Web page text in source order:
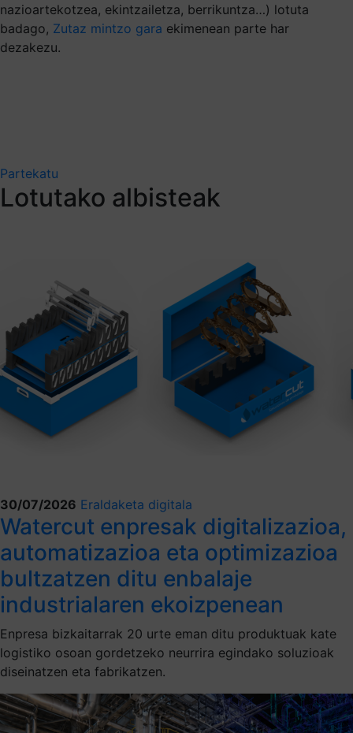
nazioartekotzea, ekintzailetza, berrikuntza…) lotuta
badago, Zutaz mintzo gara ekimenean parte har
dezakezu.
Partekatu
Lotutako albisteak
30/07/2026 Eraldaketa digitala
Watercut enpresak digitalizazioa,
automatizazioa eta optimizazioa
bultzatzen ditu enbalaje
industrialaren ekoizpenean
Enpresa bizkaitarrak 20 urte eman ditu produktuak kate
logistiko osoan gordetzeko neurrira egindako soluzioak
diseinatzen eta fabrikatzen.